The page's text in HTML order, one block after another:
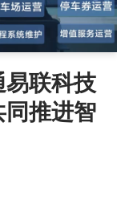
联科技
推进智